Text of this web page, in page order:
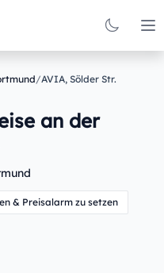
/AVIA, Sölder Str.
an der
& Preisalarm zu setzen